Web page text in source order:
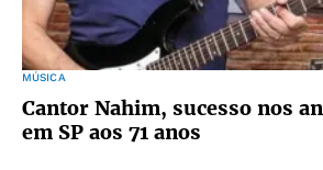
MÚSICA
Cantor Nahim, sucesso nos
em SP aos 71 anos